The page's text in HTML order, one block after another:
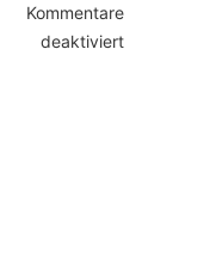
Kommentare
deaktiviertfür